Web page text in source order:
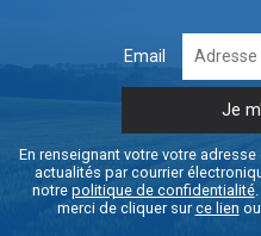
Email
En renseignant votre votre
actualités par courrier
notre politique de confidentialité
merci de cliquer surce lien